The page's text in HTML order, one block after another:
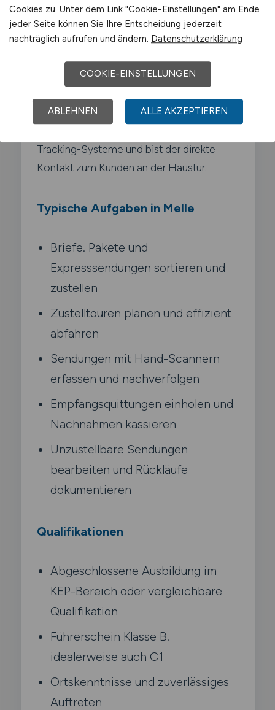
Kurier Express und
Postdienstleistungen?
Postdienstleistungen sortierst.
und Expresssendungen zu. Du planst
Tracking-Systeme und bist der direkte
Kontakt zum Kunden an der Haustür.
Typische Aufgaben in Melle
Briefe. Pakete und
Expresssendungen sortieren und
zustellen
Zustelltouren planen und effizient
abfahren
Sendungen mit Hand-Scannern
erfassen und nachverfolgen
Empfangsquittungen einholen und
Nachnahmen kassieren
Unzustellbare Sendungen
bearbeiten und Rückläufe
dokumentieren
Qualifikationen
Abgeschlossene Ausbildung im
KEP-Bereich oder vergleichbare
Qualifikation
Führerschein Klasse B.
idealerweise auch C1
Ortskenntnisse und zuverlässiges
Auftreten
Cookies zu. Unter dem Link "Cookie-Einstellungen" am Ende
jeder Seite können Sie Ihre Entscheidung jederzeit
nachträglich aufrufen und ändern. Datenschutzerklärung
COOKIE-EINSTELLUNGEN
ABLEHNEN ALLE AKZEPTIEREN